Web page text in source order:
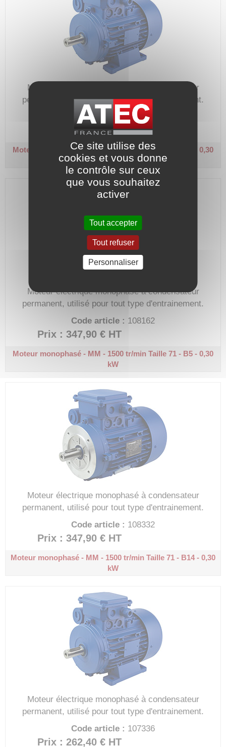
Moteur électrique monophasé à condensateur
permanent, utilisé pour tout type d'entrainement.
Code article :107328
Prix : 319,30 €HT
Moteur monophasé - MM - 1500 tr/minTaille 71 - B3 - 0,30
kW
Moteur électrique monophasé à condensateur
permanent, utilisé pour tout type d'entrainement.
Code article : 108162
Prix : 347,90 € HT
Moteur monophasé - MM - 1500 tr/min Taille 71 - B5 - 0,30
kW
Moteur électrique monophasé à condensateur
permanent, utilisé pour tout type d'entrainement.
Code article : 108332
Prix : 347,90 € HT
Moteur monophasé - MM - 1500 tr/min Taille 71 - B14 - 0,30
kW
Moteur électrique monophasé à condensateur
permanent, utilisé pour tout type d'entrainement.
Code article : 107336
Prix : 262,40 € HT
Ce site utilise des
cookies et vous donne
le contrôle sur ceux
que vous souhaitez
activer
Tout accepter
Tout refuser
Personnaliser